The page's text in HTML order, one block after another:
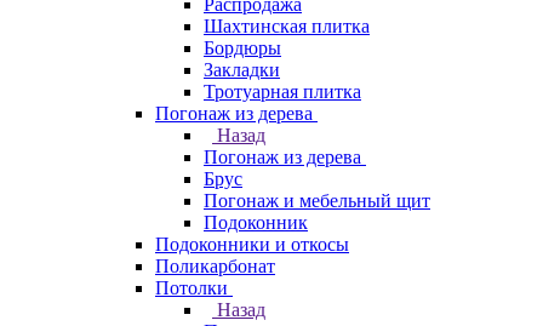
Распродажа
Шахтинская плитка
Бордюры
Закладки
Тротуарная плитка
Погонаж из дерева
Назад
Погонаж из дерева
Брус
Погонаж и мебельный щит
Подоконник
Подоконники и откосы
Поликарбонат
Потолки
Назад